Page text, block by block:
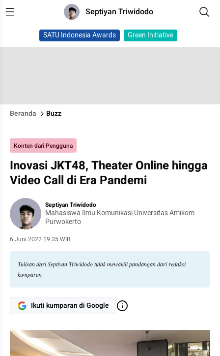
Septiyan Triwidodo
SATU Indonesia Awards Green Initiative
Beranda Buzz
Konten dari Pengguna
Inovasi JKT48, Theater Online hingga
Video Call di Era Pandemi
Septiyan Triwidodo
Mahasiswa Ilmu Komunikasi Universitas Amikom
Purwokerto
6 Juni 2022 19:35 WIB
Tulisan dari Septiyan Triwidodo tidak mewakili pandangan dari redaksi
kumparan
Ikuti kumparan di Google